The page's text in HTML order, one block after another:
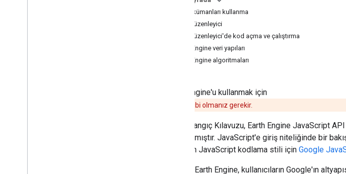
Bu dokümanları kullanma
Kod Düzenleyici
Kod Düzenleyici'de kod açma ve çalıştırma
Earth Engine veri yapıları
Earth Engine algoritmaları
Earth Engine'u kullanmak için
sahibi olmanız gerekir.
Bu Başlangıç Kılavuzu, Earth Engine JavaScript
hazırlanmıştır. JavaScript'e giriş niteliğinde bir
Önerilen JavaScript kodlama stili için Google
Google Earth Engine, kullanıcıların Google'ın